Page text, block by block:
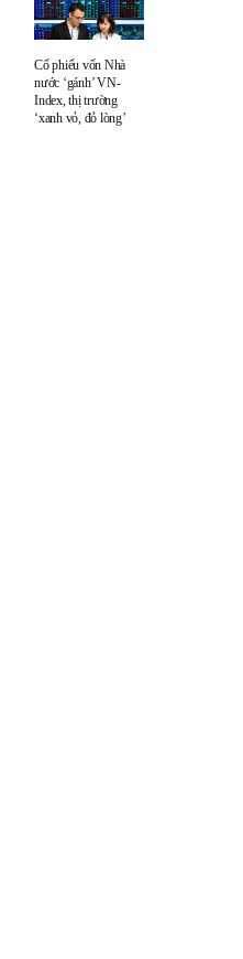
Cổ phiếu vốn Nhà
nước ‘gánh’ VN-
Index, thị trường
‘xanh vỏ, đỏ lòng’